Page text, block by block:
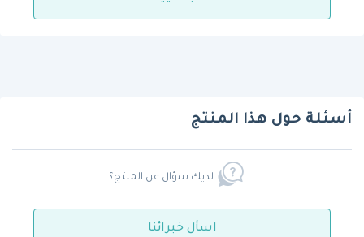
أسئلة حول هذا المنتج
لديك سؤال عن المنتج؟
اسأل خبرائنا